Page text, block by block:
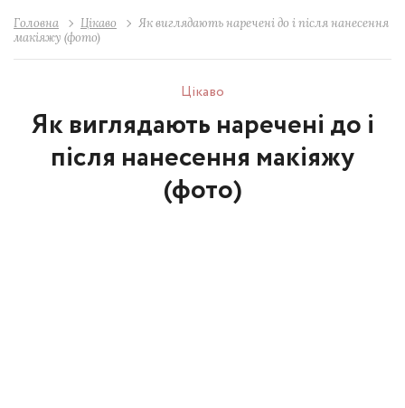
Головна Цікаво
Як виглядають наречені до і після нанесення
макіяжу (фото)
Цікаво
Як виглядають наречені до і
після нанесення макіяжу
(фото)